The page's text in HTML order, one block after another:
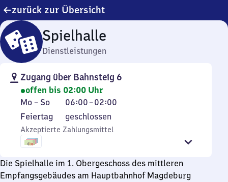
zurück zur Übersicht
Spielhalle
Dienstleistungen
Zugang über Bahnsteig 6
offen bis 02:00 Uhr
Montag
bis
Sonntag
Mo – So 06:00–02:00
Von
6
Uhr
Uhr
Feiertag
Feiertag geschlossen
Akzeptierte Zahlungsmittel
Die Spielhalle im 1. Obergeschoss des mittleren
Empfangsgebäudes am Hauptbahnhof Magdeburg